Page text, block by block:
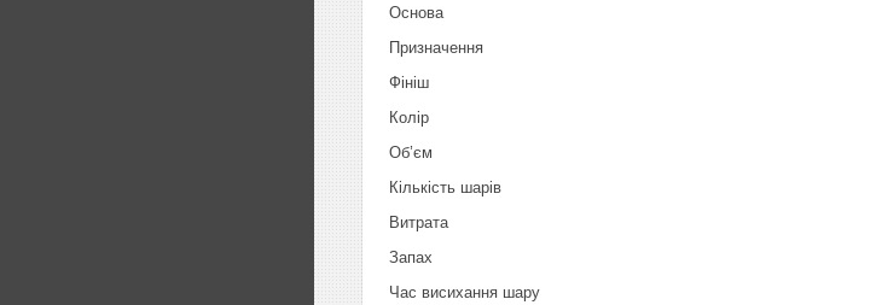
Основа
Призначення
Фініш
Колір
Об’єм
Кількість шарів
Витрата
Запах
Час висихання шару